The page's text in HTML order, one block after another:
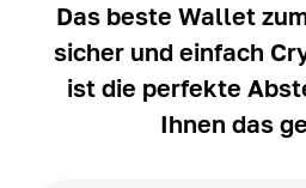
Das beste Wallet
sicher und einfach
ist die perfekte
Ihnen das